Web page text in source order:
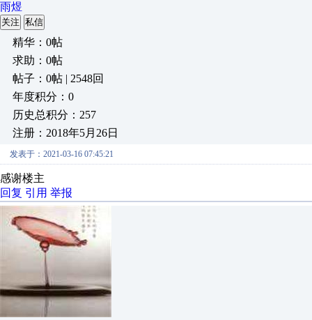
雨煜
关注 私信
精华：0帖
求助：0帖
帖子：0帖 | 2548回
年度积分：0
历史总积分：257
注册：2018年5月26日
发表于：2021-03-16 07:45:21
感谢楼主
回复 引用 举报